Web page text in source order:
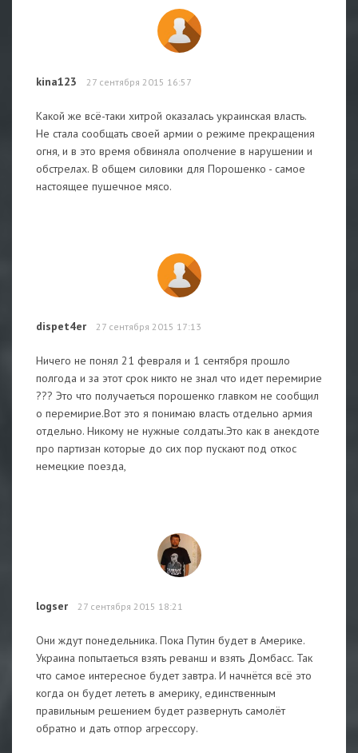
kina123 27 сентября 2015 16:57
Какой же всё-таки хитрой оказалась украинская власть.
Не стала сообщать своей армии о режиме прекращения
огня, и в это время обвиняла ополчение в нарушении и
обстрелах. В общем силовики для Порошенко - самое
настоящее пушечное мясо.
dispet4er 27 сентября 2015 17:13
Ничего не понял 21 февраля и 1 сентября прошло
полгода и за этот срок никто не знал что идет перемирие
??? Это что получаеться порошенко главком не сообщил
о перемирие.Вот это я понимаю власть отдельно армия
отдельно. Никому не нужные солдаты.Это как в анекдоте
про партизан которые до сих пор пускают под откос
немецкие поезда,
logser 27 сентября 2015 18:21
Они ждут понедельника. Пока Путин будет в Америке.
Украина попытаеться взять реванш и взять Домбасс. Так
что самое интересное будет завтра. И начнётся всё это
когда он будет лететь в америку, единственным
правильным решением будет развернуть самолёт
обратно и дать отпор агрессору.